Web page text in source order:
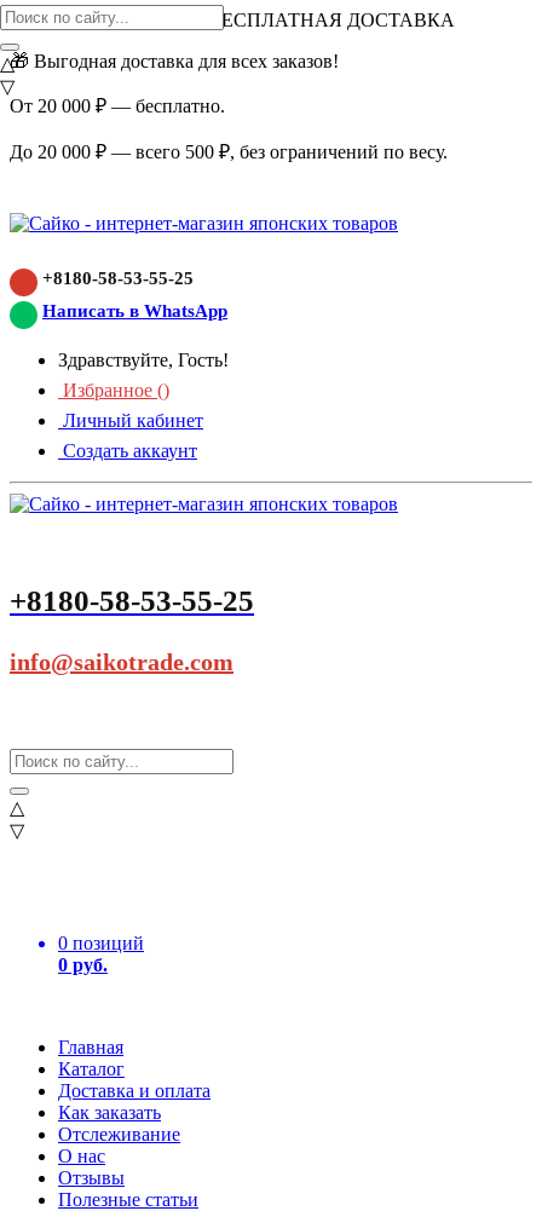
ВНИМАНИЕ АКЦИЯ!
БЕСПЛАТНАЯ ДОСТАВКА
🎁 Выгодная доставка для всех заказов!
От 20 000 ₽ — бесплатно.
До 20 000 ₽ — всего 500 ₽, без ограничений по весу.
+8180-58-53-55-25
Написать в WhatsApp
Здравствуйте, Гость!
Избранное ()
Личный кабинет
Создать аккаунт
+8180-58-53-55-25
info@saikotrade.com
△
▽
0 позиций
0 руб.
Главная
Каталог
Доставка и оплата
Как заказать
Отслеживание
О нас
Отзывы
Полезные статьи
△
▽